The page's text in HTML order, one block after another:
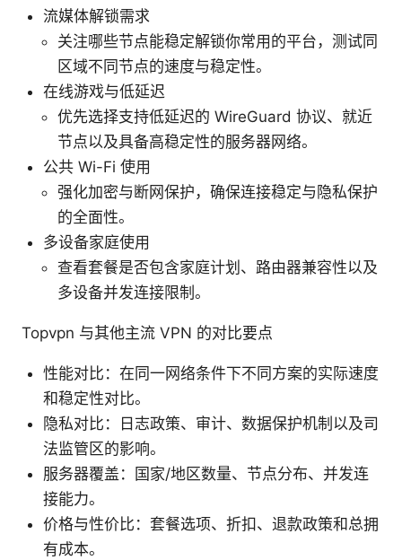
流媒体解锁需求
关注哪些节点能稳定解锁你常用的平台，测试同
区域不同节点的速度与稳定性。
在线游戏与低延迟
优先选择支持低延迟的 WireGuard 协议、就近
节点以及具备高稳定性的服务器网络。
公共 Wi-Fi 使用
强化加密与断网保护，确保连接稳定与隐私保护
的全面性。
多设备家庭使用
查看套餐是否包含家庭计划、路由器兼容性以及
多设备并发连接限制。
Topvpn 与其他主流 VPN 的对比要点
性能对比：在同一网络条件下不同方案的实际速度
和稳定性对比。
隐私对比：日志政策、审计、数据保护机制以及司
法监管区的影响。
服务器覆盖：国家/地区数量、节点分布、并发连
接能力。
价格与性价比：套餐选项、折扣、退款政策和总拥
有成本。